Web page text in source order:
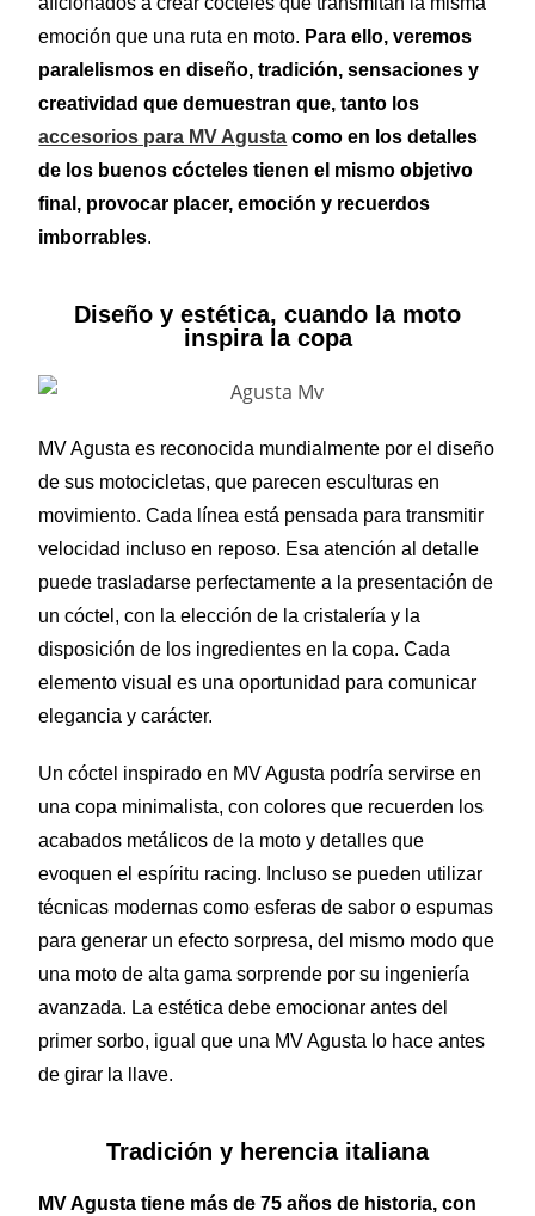
emoción que una ruta en moto. Para ello, veremos
paralelismos en diseño, tradición, sensaciones y
creatividad que demuestran que, tanto los
accesorios para MV Agusta como en los detalles
de los buenos cócteles tienen el mismo objetivo
final, provocar placer, emoción y recuerdos
imborrables.
Diseño y estética, cuando la moto
inspira la copa
MV Agusta es reconocida mundialmente por el diseño
de sus motocicletas, que parecen esculturas en
movimiento. Cada línea está pensada para transmitir
velocidad incluso en reposo. Esa atención al detalle
puede trasladarse perfectamente a la presentación de
un cóctel, con la elección de la cristalería y la
disposición de los ingredientes en la copa. Cada
elemento visual es una oportunidad para comunicar
elegancia y carácter.
Un cóctel inspirado en MV Agusta podría servirse en
una copa minimalista, con colores que recuerden los
acabados metálicos de la moto y detalles que
evoquen el espíritu racing. Incluso se pueden utilizar
técnicas modernas como esferas de sabor o espumas
para generar un efecto sorpresa, del mismo modo que
una moto de alta gama sorprende por su ingeniería
avanzada. La estética debe emocionar antes del
primer sorbo, igual que una MV Agusta lo hace antes
de girar la llave.
Tradición y herencia italiana
MV Agusta tiene más de 75 años de historia, con